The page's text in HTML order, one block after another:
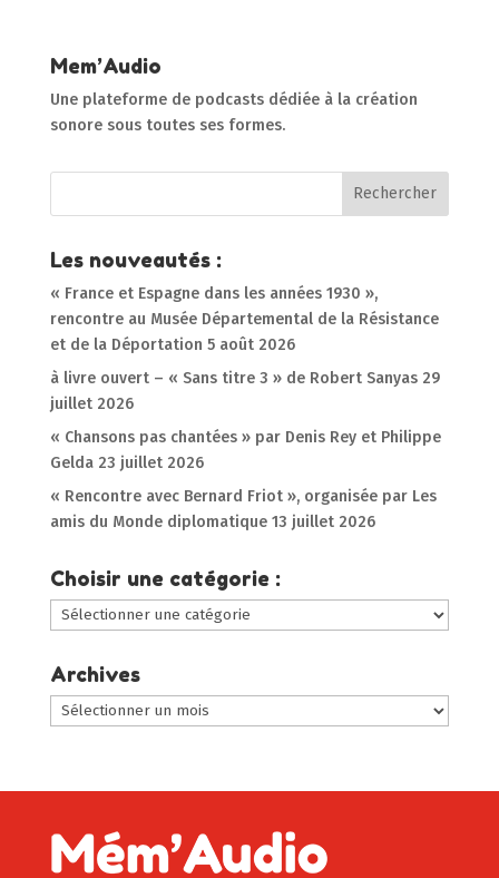
Mem’Audio
Une plateforme de podcasts dédiée à la création
sonore sous toutes ses formes.
Les nouveautés :
« France et Espagne dans les années 1930 »,
rencontre au Musée Départemental de la Résistance
et de la Déportation 5 août 2026
à livre ouvert – « Sans titre 3 » de Robert Sanyas 29
juillet 2026
« Chansons pas chantées » par Denis Rey et Philippe
Gelda 23 juillet 2026
« Rencontre avec Bernard Friot », organisée par Les
amis du Monde diplomatique 13 juillet 2026
Choisir une catégorie :
Choisir
une
catégorie
:
Archives
Archives